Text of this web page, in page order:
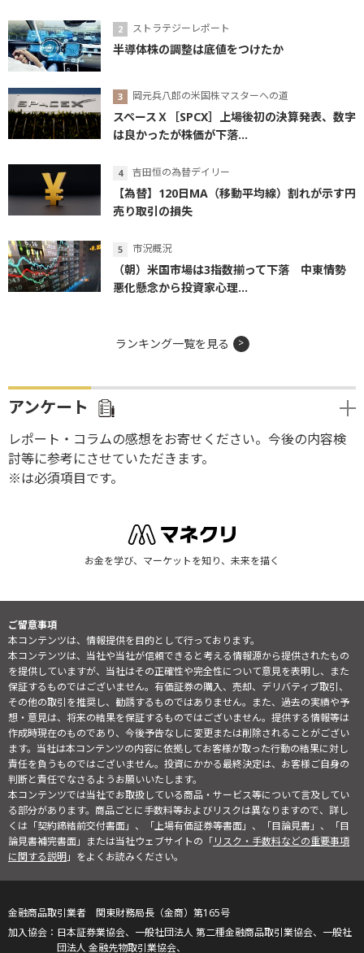
ストラテジーレポート
半導体株の調整は底値をつけたか
岡元兵八郎の米国株マスターへの道
スペースＸ［SPCX］上場後初の決算発表、数字
は良かったが株価が下落...
吉田恒の為替デイリー
【為替】120日MA（移動平均線）割れが示す円
売り取引の損失
市況概況
（朝）米国市場は3指数揃って下落 中東情勢
悪化懸念から投資家心理...
ランキング一覧を見る
アンケート
レポート・コラムの感想をお寄せください。今後の内容検
討等に参考にさせていただきます。
※は必須項目です。
お金を学び、マーケットを知り、未来を描く
ご留意事項
本コンテンツは、情報提供を目的として行っております。
本コンテンツは、当社や当社が信頼できると考える情報源から提供されたもの
を提供していますが、当社はその正確性や完全性について意見を表明し、また
保証するものではございません。有価証券の購入、売却、デリバティブ取引、
その他の取引を推奨し、勧誘するものではありません。また、過去の実績や予
想・意見は、将来の結果を保証するものではございません。提供する情報等は
作成時現在のものであり、今後予告なしに変更または削除されることがござい
ます。当社は本コンテンツの内容に依拠してお客様が取った行動の結果に対し
責任を負うものではございません。投資にかかる最終決定は、お客様ご自身の
判断と責任でなさるようお願いいたします。
本コンテンツでは当社でお取扱している商品・サービス等について言及してい
る部分があります。商品ごとに手数料等およびリスクは異なりますので、詳し
くは「契約締結前交付書面」、「上場有価証券等書面」、「目論見書」、「目
論見書補完書面」または当社ウェブサイトの「リスク・手数料などの重要事項
に関する説明」をよくお読みください。
金融商品取引業者 関東財務局長（金商）第165号
日本証券業協会、一般社団法人 第二種金融商品取引業協会、一般社
団法人 金融先物取引業協会、